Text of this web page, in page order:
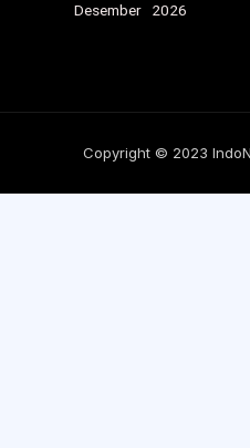
Desember 2026
Copyright © 2023